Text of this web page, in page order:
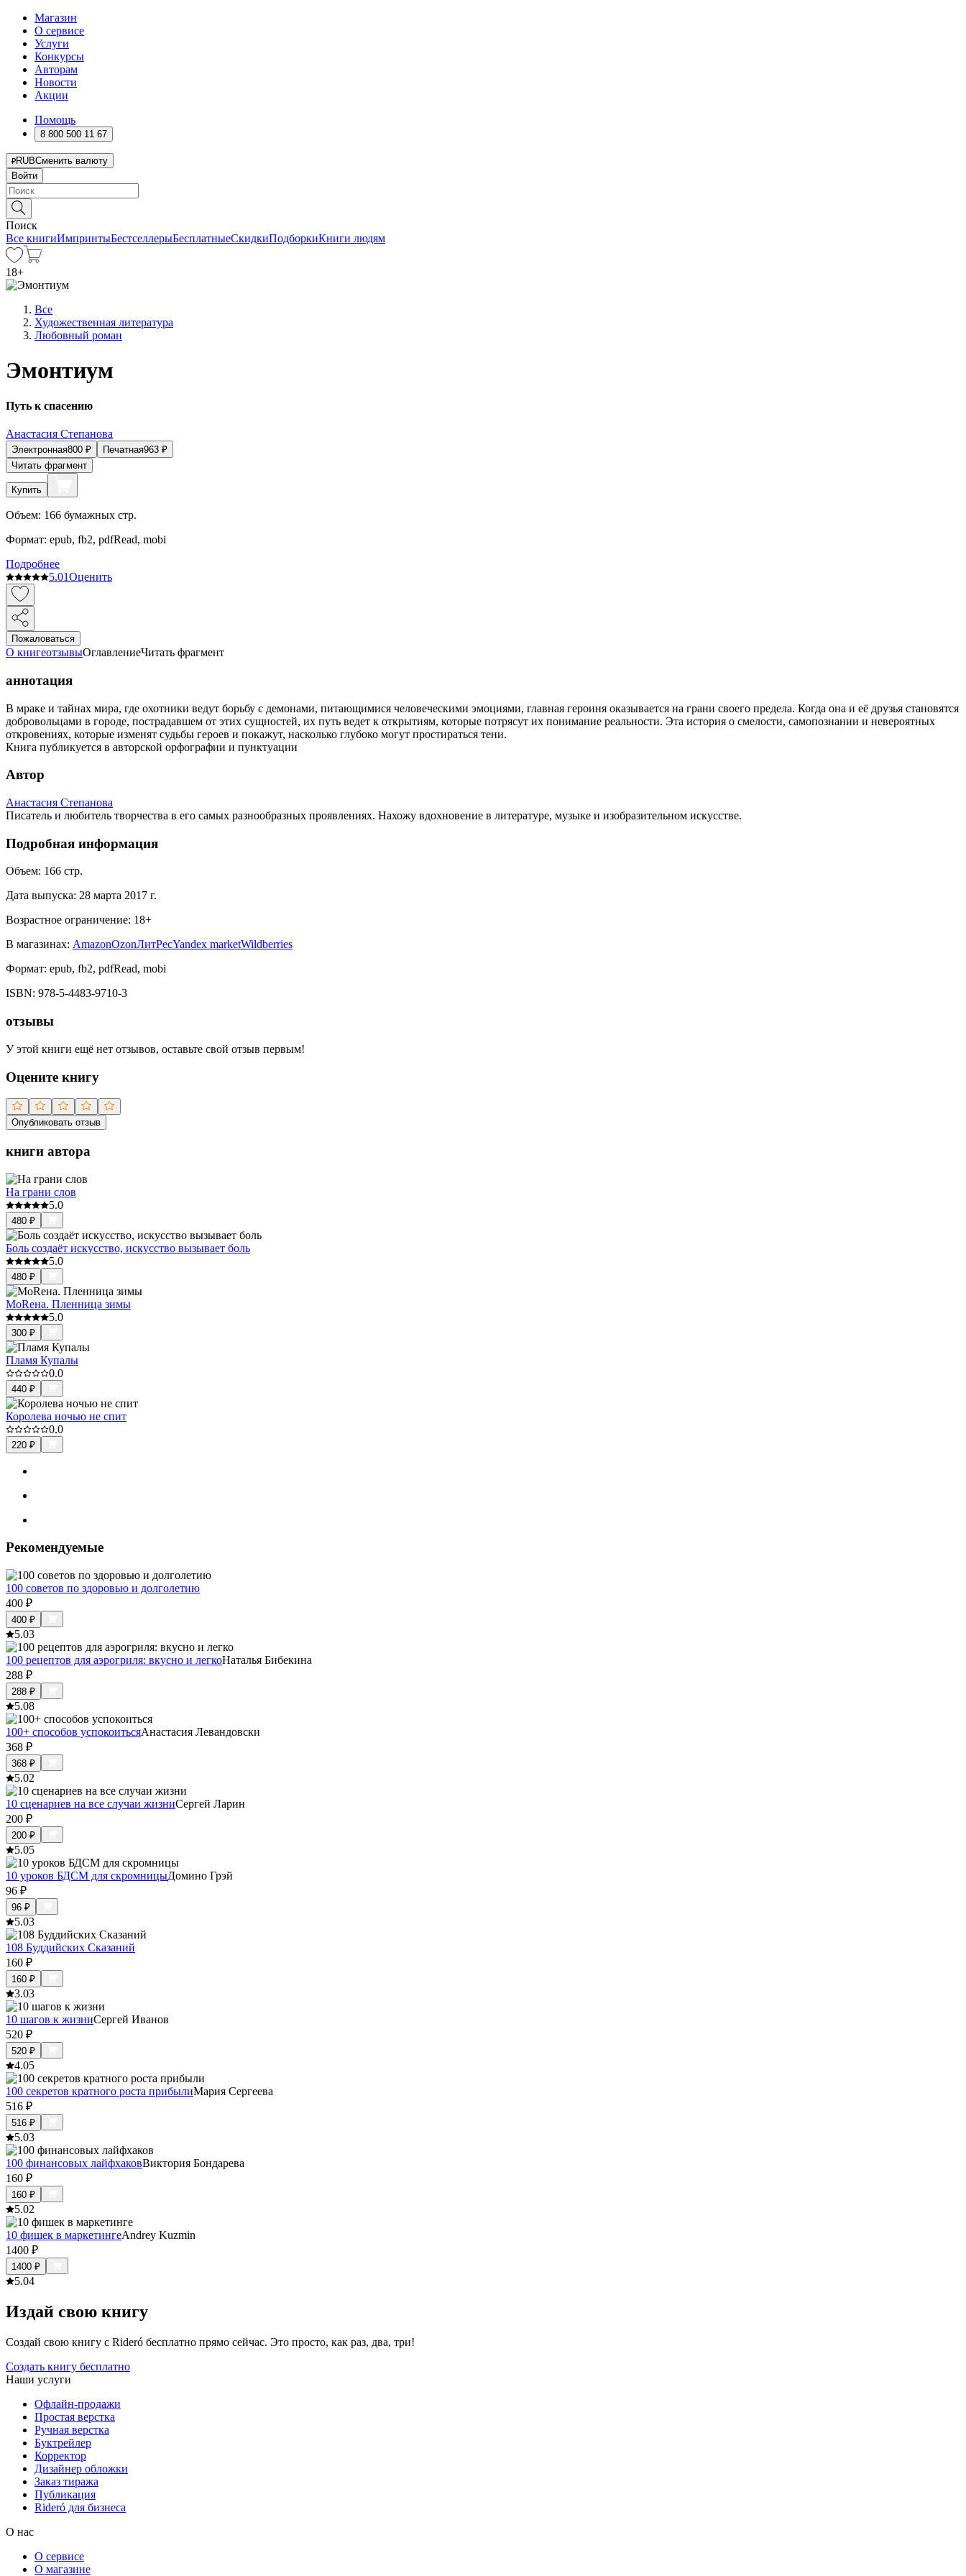
Магазин
О сервисе
Услуги
Конкурсы
Авторам
Новости
Акции
Помощь
8 800 500 11 67
RUBСменить валюту
Войти
Поиск
Все книгиИмпринтыБестселлерыБесплатныеСкидкиПодборкиКниги людям
18+
Все
Художественная литература
Любовный роман
Эмонтиум
Путь к спасению
Анастасия Степанова
Электронная800 ₽ Печатная963 ₽
Читать фрагмент
Купить
Объем: 166 бумажных стр.
Формат: epub, fb2, pdfRead, mobi
Подробнее
5.01Оценить
Пожаловаться
О книгеотзывыОглавлениеЧитать фрагмент
аннотация
В мраке и тайнах мира, где охотники ведут борьбу с демонами, питающимися человеческими эмоциями, главная героиня оказывается на грани своего предела. Когда она и её друзья становятся
добровольцами в городе, пострадавшем от этих сущностей, их путь ведет к открытиям, которые потрясут их понимание реальности. Эта история о смелости, самопознании и невероятных
откровениях, которые изменят судьбы героев и покажут, насколько глубоко могут простираться тени.
Книга публикуется в авторской орфографии и пунктуации
Автор
Анастасия Степанова
Писатель и любитель творчества в его самых разнообразных проявлениях. Нахожу вдохновение в литературе, музыке и изобразительном искусстве.
Подробная информация
Объем: 166 стр.
Дата выпуска: 28 марта 2017 г.
Возрастное ограничение: 18+
В магазинах: AmazonOzonЛитРесYandex marketWildberries
Формат: epub, fb2, pdfRead, mobi
ISBN: 978-5-4483-9710-3
отзывы
У этой книги ещё нет отзывов, оставьте свой отзыв первым!
Оцените книгу
Опубликовать отзыв
книги автора
На грани слов
5.0
480 ₽
Боль создаёт искусство, искусство вызывает боль
5.0
480 ₽
МоRена. Пленница зимы
5.0
300 ₽
Пламя Купалы
0.0
440 ₽
Королева ночью не спит
0.0
220 ₽
Рекомендуемые
100 советов по здоровью и долголетию
400 ₽
400 ₽
5.03
100 рецептов для аэрогриля: вкусно и легкоНаталья Бибекина
288 ₽
288 ₽
5.08
100+ способов успокоитьсяАнастасия Левандовски
368 ₽
368 ₽
5.02
10 сценариев на все случаи жизниСергей Ларин
200 ₽
200 ₽
5.05
10 уроков БДСМ для скромницыДомино Грэй
96 ₽
96 ₽
5.03
108 Буддийских Сказаний
160 ₽
160 ₽
3.03
10 шагов к жизниСергей Иванов
520 ₽
520 ₽
4.05
100 секретов кратного роста прибылиМария Сергеева
516 ₽
516 ₽
5.03
100 финансовых лайфхаковВиктория Бондарева
160 ₽
160 ₽
5.02
10 фишек в маркетингеAndrey Kuzmin
1400 ₽
1400 ₽
5.04
Издай свою книгу
Создай свою книгу с Rideró бесплатно прямо сейчас. Это просто, как раз, два, три!
Создать книгу бесплатно
Наши услуги
Офлайн-продажи
Простая верстка
Ручная верстка
Буктрейлер
Корректор
Дизайнер обложки
Заказ тиража
Публикация
Rideró для бизнеса
О нас
О сервисе
О магазине